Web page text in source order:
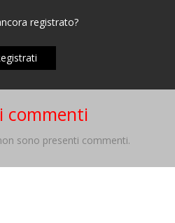
registrato?
commenti
sono presenti commenti.